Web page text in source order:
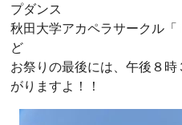
プダンス
秋田大学アカペラサークル
ど
お祭りの最後には、午後８
がりますよ！！